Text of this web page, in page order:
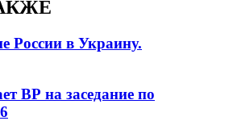
России в Украину.
ВР на заседание по